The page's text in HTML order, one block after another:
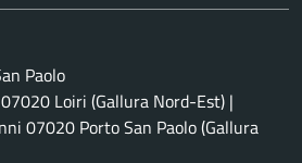
Paolo
Loiri (Gallura Nord-Est) |
07020 Porto San Paolo (Gallura